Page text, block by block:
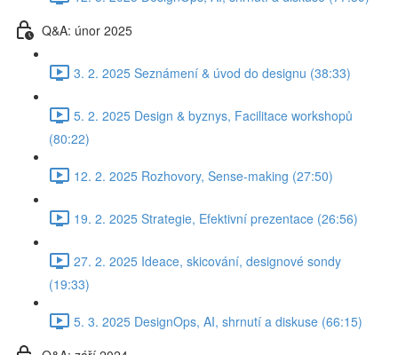
Q&A: únor 2025
3. 2. 2025 Seznámení & úvod do designu (38:33)
5. 2. 2025 Design & byznys, Facilitace workshopů
(80:22)
12. 2. 2025 Rozhovory, Sense-making (27:50)
19. 2. 2025 Strategie, Efektivní prezentace (26:56)
27. 2. 2025 Ideace, skicování, designové sondy
(19:33)
5. 3. 2025 DesignOps, AI, shrnutí a diskuse (66:15)